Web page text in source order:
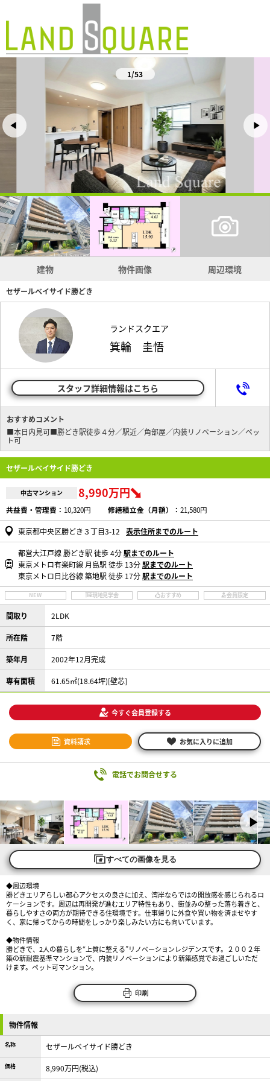
1/53
建物 物件画像 周辺環境
セザールベイサイド勝どき
ランドスクエア
箕輪 圭悟
スタッフ詳細情報はこちら
おすすめコメント
■本日内見可■勝どき駅徒歩４分／駅近／角部屋／内装リノベーション／ペッ
ト可
セザールベイサイド勝どき
中古マンション 8,990万円
共益費・管理費： 10,320円 修繕積立金（月額）：21,580円
東京都中央区勝どき３丁目3-12 表示住所までのルート
都営大江戸線 勝どき駅 徒歩 4分駅までのルート
東京メトロ有楽町線 月島駅 徒歩 13分駅までのルート
東京メトロ日比谷線 築地駅 徒歩 17分駅までのルート
NEW 現地見学会 おすすめ 会員限定
間取り 2LDK
所在階 7階
築年月 2002年12月完成
専有面積 61.65㎡(18.64坪)[壁芯]
今すぐ会員登録する
資料請求 お気に入りに追加
電話でお問合せする
すべての画像を見る
◆周辺環境
勝どきエリアらしい都心アクセスの良さに加え、湾岸ならではの開放感を感じられるロ
ケーションです。周辺は再開発が進むエリア特性もあり、街並みの整った落ち着きと、
暮らしやすさの両方が期待できる住環境です。仕事帰りに外食や買い物を済ませやす
く、家に帰ってからの時間をしっかり楽しみたい方にも向いています。
◆物件情報
勝どきで、2人の暮らしを“上質に整える”リノベーションレジデンスです。２００２年
築の新耐震基準マンションで、内装リノベーションにより新築感覚でお過ごしいただ
けます。ペット可マンション。
印刷
物件情報
名称 セザールベイサイド勝どき
価格 8,990万円(税込)